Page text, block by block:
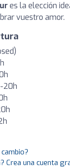
es la elección
vuestro amor.
20h
Crea una cuenta